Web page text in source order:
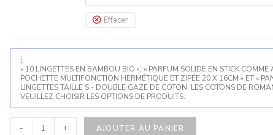
Effacer
« 10 LINGETTES EN BAMBOU BIO », « PARFUM SOLIDE EN STICK COMME
POCHETTE MULTIFONCTION HERMÉTIQUE ET ZIPÉE 20 X 16CM » ET «
LINGETTES TAILLE S - DOUBLE GAZE DE COTON. LES COTONS DE
VEUILLEZ CHOISIR LES OPTIONS DE PRODUITS.
- + AJOUTER AU PANIER